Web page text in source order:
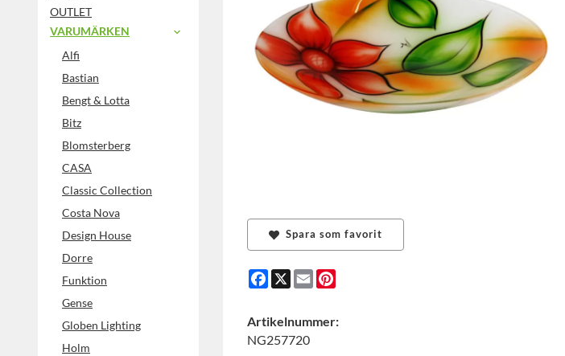
OUTLET
VARUMÄRKEN
Alfi
Bastian
Bengt & Lotta
Bitz
Blomsterberg
CASA
Classic Collection
Costa Nova
Design House
Dorre
Funktion
Gense
Globen Lighting
Holm
Spara som favorit
Facebook
X Email
Artikelnummer:
NG257720